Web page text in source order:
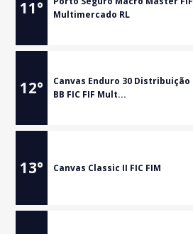
11°
Multimercado RL
12°
Canvas Enduro 30 Distribuição
BB FIC FIF Mult...
13° Canvas Classic II FIC FIM